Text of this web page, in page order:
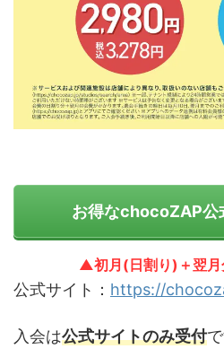
お得なchocoZAP公
▲初月(日割り)＋翌
公式サイト： https://
入会は公式サイトのみ受付